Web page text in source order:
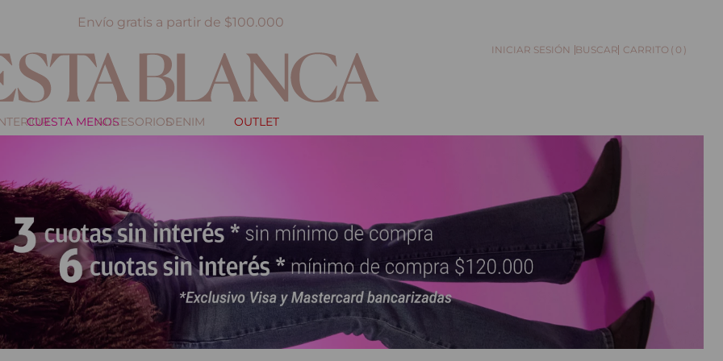
Envío gratis a partir de $100.000
CUESTA MENOSACCESORIOSDENIM OUTLET
BUSCAR 0